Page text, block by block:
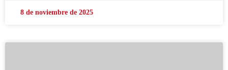
8 de noviembre de 2025